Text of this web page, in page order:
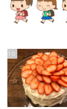
10